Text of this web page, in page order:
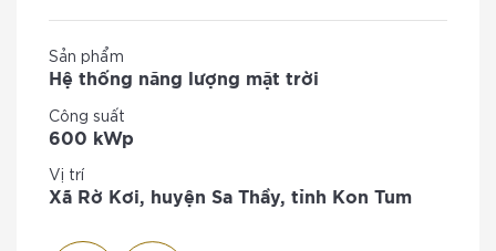
Sản phẩm
Hệ thống năng lượng mặt trời
Công suất
600 kWp
Vị trí
Xã Rờ Kơi, huyện Sa Thầy, tỉnh Kon Tum